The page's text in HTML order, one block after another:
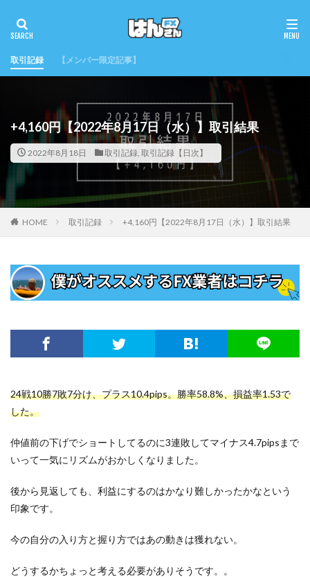
取引記録 【メンバー限定記事】
+4,160円【2022年8月17日（水）】取引結果
2022年8月18日 取引記録, 取引記録【日次】
HOME 取引記録 +4,160円【2022年8月17日（水）】取引結果
24戦10勝7敗7分け、プラス10.4pips。勝率58.8%、損益率1.53で
した。
仲値前の下げでショートしてるのに3連敗してマイナス4.7pipsまで
いって一気にリズムがおかしくなりました。
後から見返しても、利益にするのはかなり難しかったかなという
印象です。
今の自分の入り方と握り方ではあの動きは獲れない。
どうするかちょっと考える必要がありそうです。。